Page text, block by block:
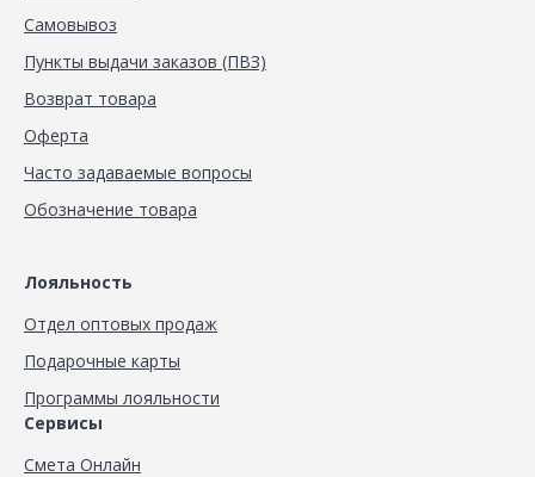
Самовывоз
Пункты выдачи заказов (ПВЗ)
Возврат товара
Оферта
Часто задаваемые вопросы
Обозначение товара
Лояльность
Отдел оптовых продаж
Подарочные карты
Программы лояльности
Сервисы
Смета Онлайн